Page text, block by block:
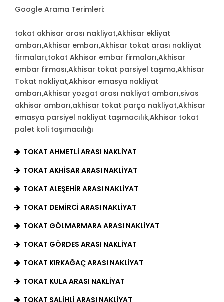
Google Arama Terimleri:
tokat akhisar arası nakliyat,Akhisar ekliyat
ambarı,Akhisar embarı,Akhisar tokat arası nakliyat
firmaları,tokat Akhisar embar firmaları,Akhisar
embar firması,Akhisar tokat parsiyel taşıma,Akhisar
Tokat nakliyat,Akhisar emasya nakliyat
ambarı,Akhisar yozgat arası nakliyat ambarı,sivas
akhisar ambarı,akhisar tokat parça nakliyat,Akhisar
emasya parsiyel nakliyat taşımacılık,Akhisar tokat
palet koli taşımacılığı
TOKAT AHMETLI ARASI NAKLIYAT
TOKAT AKHISAR ARASI NAKLIYAT
TOKAT ALEŞEHIR ARASI NAKLIYAT
TOKAT DEMIRCI ARASI NAKLIYAT
TOKAT GÖLMARMARA ARASI NAKLIYAT
TOKAT GÖRDES ARASI NAKLIYAT
TOKAT KIRKAĞAÇ ARASI NAKLIYAT
TOKAT KULA ARASI NAKLIYAT
TOKAT SALIHLI ARASI NAKLIYAT